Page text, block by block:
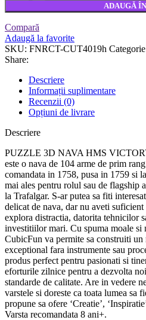
ADAUGĂ
Compară
Adaugă la favorite
SKU: FNRCT-CUT4019h
Share:
Descriere
Informații suplimentare
Recenzii (0)
Opțiuni de livrare
Descriere
PUZZLE 3D NAVA HMS
este o nava de 104 arme de prim
comandata in 1758, pusa in 1759 si
mai ales pentru rolul sau de flagship
la Trafalgar. S-ar putea sa fiti
delicat de nava, dar nu aveti
explora distractia, datorita tehnicilor
investitiilor mari. Cu spuma moale si
CubicFun va permite sa construiti un
exceptional fara instrumente sau
produs perfect pentru pasionati si
eforturile zilnice pentru a dezvolta
standarde de calitate. Are in vedere
varstele si doreste ca toata lumea sa
propune sa ofere ‘Creatie’,
Varsta recomandata 8 ani+.